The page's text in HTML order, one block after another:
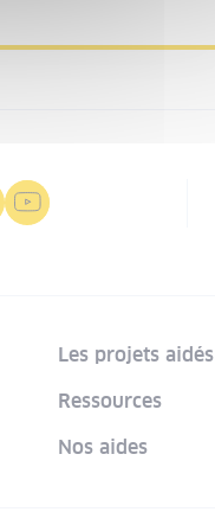
Les projets aidés
Ressources
Nos aides